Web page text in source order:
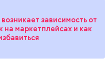
зависимость от
на маркетплейсах и как
до пяти месяцев.
можно получить около
финансист.